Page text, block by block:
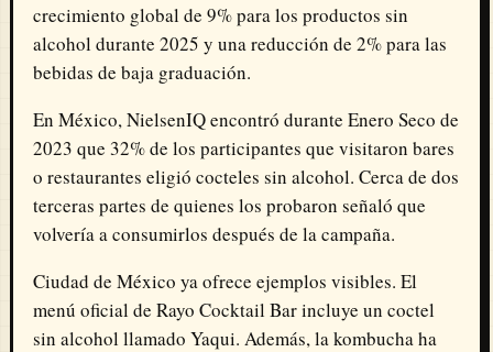
crecimiento global de 9% para los productos sin
alcohol durante 2025 y una reducción de 2% para las
bebidas de baja graduación.
En México, NielsenIQ encontró durante Enero Seco de
2023 que 32% de los participantes que visitaron bares
o restaurantes eligió cocteles sin alcohol. Cerca de dos
terceras partes de quienes los probaron señaló que
volvería a consumirlos después de la campaña.
Ciudad de México ya ofrece ejemplos visibles. El
menú oficial de Rayo Cocktail Bar incluye un coctel
sin alcohol llamado Yaqui. Además, la kombucha ha